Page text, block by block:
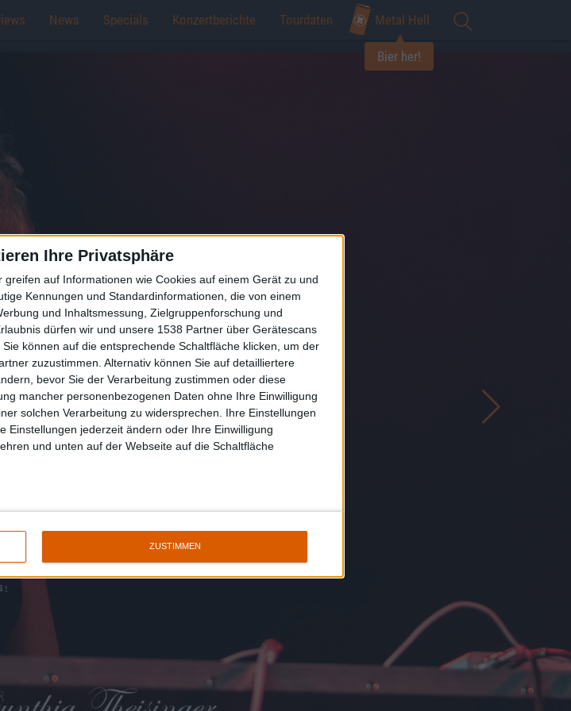
Ihre Privatsphäre
auf Informationen wie Cookies auf einem Gerät zu und
Kennungen und Standardinformationen, die von einem
und Inhaltsmessung, Zielgruppenforschung und
dürfen wir und unsere 1538 Partner über Gerätescans
können auf die entsprechende Schaltfläche klicken, um der
zuzustimmen. Alternativ können Sie auf detailliertere
bevor Sie der Verarbeitung zustimmen oder diese
mancher personenbezogenen Daten ohne Ihre Einwilligung
solchen Verarbeitung zu widersprechen. Ihre Einstellungen
Einstellungen jederzeit ändern oder Ihre Einwilligung
und unten auf der Webseite auf die Schaltfläche
ZUSTIMMEN
News Specials Konzertberichte Tourdaten Metal Hell
Bier her!